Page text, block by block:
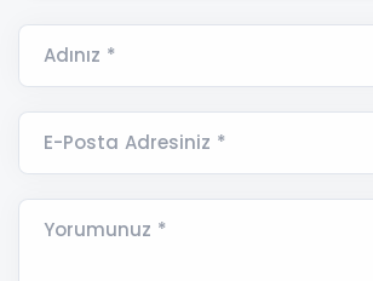
Adınız *
E-Posta Adresiniz *
Yorumunuz *